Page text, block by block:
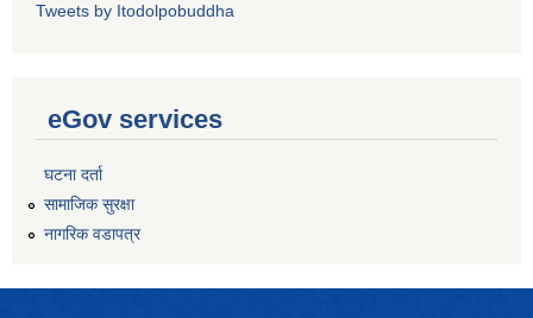
Tweets by Itodolpobuddha
eGov services
घटना दर्ता
सामाजिक सुरक्षा
नागरिक वडापत्र